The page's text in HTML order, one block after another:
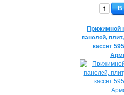
В
Прижимной
панелей,
кассет